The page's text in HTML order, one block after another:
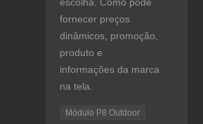
fornecer preços
dinâmicos, promoção,
produto e
informações da marca
na tela.
Módulo P8 Outdoor